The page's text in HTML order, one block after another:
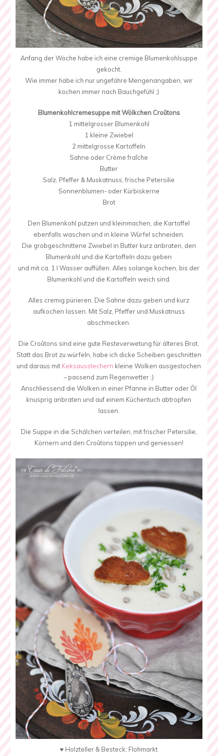
Anfang der Woche habe ich eine cremige Blumenkohlsuppe
gekocht.
Wie immer habe ich nur ungefähre Mengenangaben, wir
kochen immer nach Bauchgefühl ;)
Blumenkohlcremesuppe mit Wölkchen Croûtons
1 mittelgrosser Blumenkohl
1 kleine Zwiebel
2 mittelgrosse Kartoffeln
Sahne oder Crème fraîche
Butter
Salz, Pfeffer & Muskatnuss, frische Petersilie
Sonnenblumen- oder Kürbiskerne
Brot
Den Blumenkohl putzen und kleinmachen, die Kartoffel
ebenfalls waschen und in kleine Würfel schneiden.
Die grobgeschnittene Zwiebel in Butter kurz anbraten, den
Blumenkohl und die Kartoffeln dazu geben
und mit ca. 1 l Wasser auffüllen. Alles solange kochen, bis der
Blumenkohl und die Kartoffeln weich sind.
Alles cremig pürieren. Die Sahne dazu geben und kurz
aufkochen lassen. Mit Salz, Pfeffer und Muskatnuss
abschmecken.
Die Croûtons sind eine gute Resteverwetung für älteres Brot.
Statt das Brot zu würfeln, habe ich dicke Scheiben geschnitten
und daraus mit Keksausstechern kleine Wolken ausgestochen
– passend zum Regenwetter ;)
Anschliessend die Wolken in einer Pfanne in Butter oder Öl
knusprig anbraten und auf einem Küchentuch abtropfen
lassen.
Die Suppe in die Schälchen verteilen, mit frischer Petersilie,
Körnern und den Croûtons toppen und geniessen!
♥ Holzteller & Besteck: Flohmarkt